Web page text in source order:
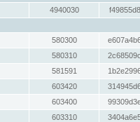
4940030
580300
580310
581591
603420
603400
603310